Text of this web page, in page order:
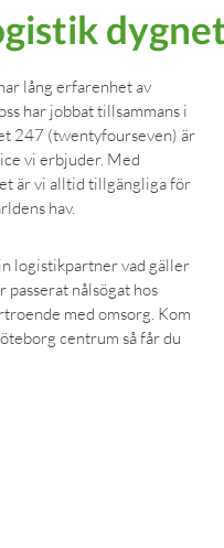
lång erfarenhet av
har jobbat tillsammans i
247 (twentyfourseven) är
vi erbjuder. Med
är vi alltid tillgängliga för
hav.
logistikpartner vad gäller
passerat nålsögat hos
med omsorg. Kom
centrum så får du